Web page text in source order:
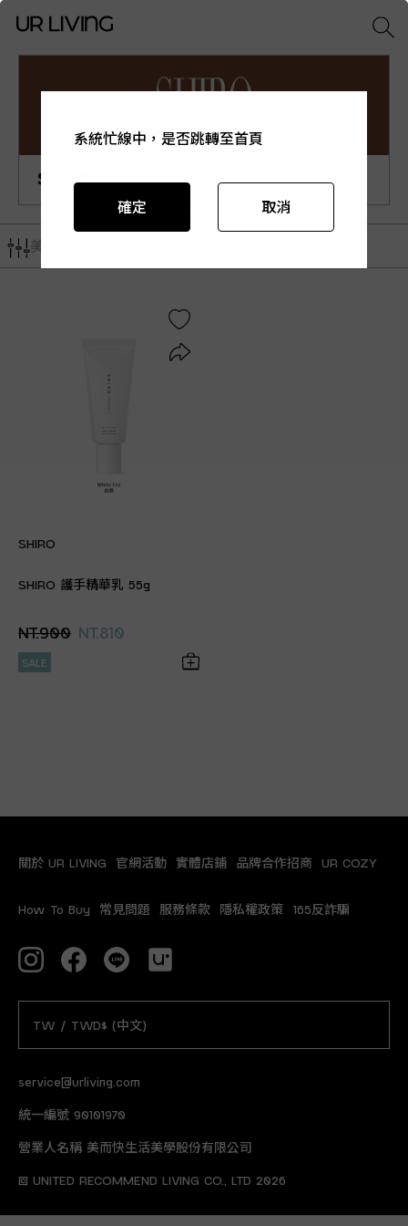
SHIRO
美妝
SHIRO
SHIRO 護手精華乳 55g
NT.900 NT.810
SALE
service@urliving.com
統一編號 90101970
營業人名稱 美而快生活美學股份有限公司
© UNITED RECOMMEND LIVING CO., LTD 2026
關於 UR LIVING 官網活動 實體店鋪 品牌合作招商 UR COZY
How To Buy 常見問題 服務條款 隱私權政策 165反詐騙
TW / TWD$ (中文)
系統忙線中，是否跳轉至首頁
確定 取消
系統忙線中，是否跳轉至首頁
確定 取消
系統忙線中，是否跳轉至首頁
確定 取消
系統忙線中，是否跳轉至首頁
確定 取消
系統忙線中，是否跳轉至首頁
確定 取消